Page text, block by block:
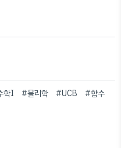
학I #물리학 #UCB
#함수